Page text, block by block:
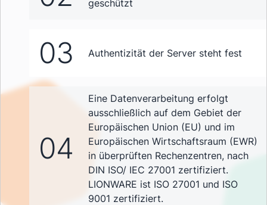
geschützt
03 Authentizität der Server steht fest
04
Eine Datenverarbeitung erfolgt
ausschließlich auf dem Gebiet der
Europäischen Union (EU) und im
Europäischen Wirtschaftsraum (EWR)
in überprüften Rechenzentren, nach
DIN ISO/ IEC 27001 zertifiziert.
LIONWARE ist ISO 27001 und ISO
9001 zertifiziert.